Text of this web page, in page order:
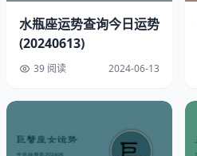
水瓶座运势查询今日运势
(20240613)
39 阅读 2024-06-13